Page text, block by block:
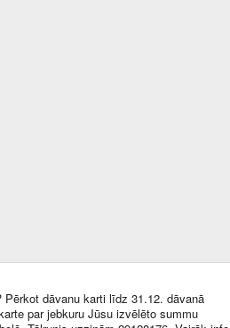
dāvanu karti līdz 31.12. dāvanā
par jebkuru Jūsu izvēlēto summu